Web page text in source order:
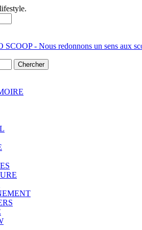
SCOOP - Nous redonnons un sens aux